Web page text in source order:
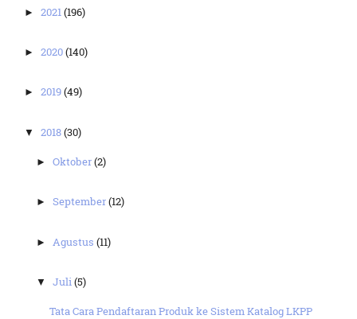
► 2021 (196)
► 2020(140)
► 2019(49)
▼ 2018(30)
►Oktober(2)
►September(12)
► Agustus(11)
▼Juli(5)
Tata Cara Pendaftaran Produk ke Sistem Katalog LKPP